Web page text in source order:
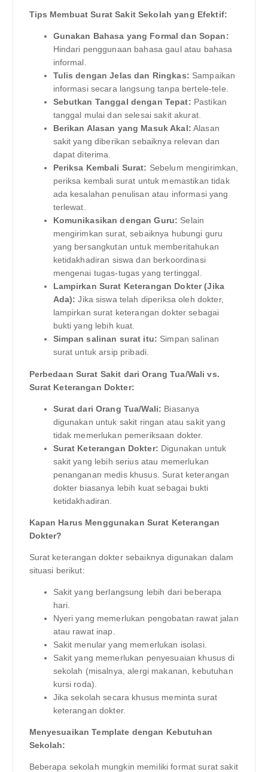
Tips Membuat Surat Sakit Sekolah yang Efektif:
Gunakan Bahasa yang Formal dan Sopan:
Hindari penggunaan bahasa gaul atau bahasa
informal.
Tulis dengan Jelas dan Ringkas: Sampaikan
informasi secara langsung tanpa bertele-tele.
Sebutkan Tanggal dengan Tepat: Pastikan
tanggal mulai dan selesai sakit akurat.
Berikan Alasan yang Masuk Akal: Alasan
sakit yang diberikan sebaiknya relevan dan
dapat diterima.
Periksa Kembali Surat: Sebelum mengirimkan,
periksa kembali surat untuk memastikan tidak
ada kesalahan penulisan atau informasi yang
terlewat.
Komunikasikan dengan Guru: Selain
mengirimkan surat, sebaiknya hubungi guru
yang bersangkutan untuk memberitahukan
ketidakhadiran siswa dan berkoordinasi
mengenai tugas-tugas yang tertinggal.
Lampirkan Surat Keterangan Dokter (Jika
Ada): Jika siswa telah diperiksa oleh dokter,
lampirkan surat keterangan dokter sebagai
bukti yang lebih kuat.
Simpan salinan surat itu: Simpan salinan
surat untuk arsip pribadi.
Perbedaan Surat Sakit dari Orang Tua/Wali vs.
Surat Keterangan Dokter:
Surat dari Orang Tua/Wali: Biasanya
digunakan untuk sakit ringan atau sakit yang
tidak memerlukan pemeriksaan dokter.
Surat Keterangan Dokter: Digunakan untuk
sakit yang lebih serius atau memerlukan
penanganan medis khusus. Surat keterangan
dokter biasanya lebih kuat sebagai bukti
ketidakhadiran.
Kapan Harus Menggunakan Surat Keterangan
Dokter?
Surat keterangan dokter sebaiknya digunakan dalam
situasi berikut:
Sakit yang berlangsung lebih dari beberapa
hari.
Nyeri yang memerlukan pengobatan rawat jalan
atau rawat inap.
Sakit menular yang memerlukan isolasi.
Sakit yang memerlukan penyesuaian khusus di
sekolah (misalnya, alergi makanan, kebutuhan
kursi roda).
Jika sekolah secara khusus meminta surat
keterangan dokter.
Menyesuaikan Template dengan Kebutuhan
Sekolah:
Beberapa sekolah mungkin memiliki format surat sakit